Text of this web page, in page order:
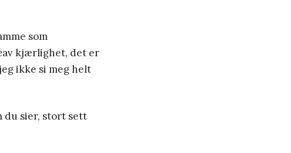
som
av kjærlighet, det er
ikke si meg helt
du sier, stort sett